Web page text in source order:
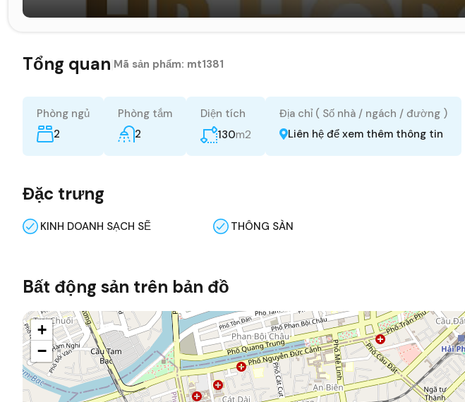
Tổng quan Mã sản phẩm: mt1381
Phòng ngủ
2
Phòng tắm
2
Diện tích
130m2
Địa chỉ ( Số nhà / ngách / đường )
Liên hệ để xem thêm thông tin
Đặc trưng
KINH DOANH SẠCH SẼ THÔNG SÀN
Bất động sản trên bản đồ
+
−